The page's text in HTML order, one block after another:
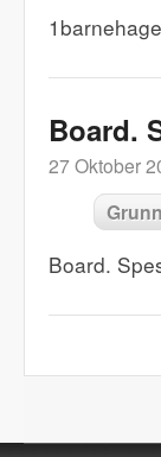
Board.
27 Oktober
Board.